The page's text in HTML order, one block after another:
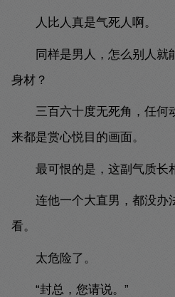
人比人真是气死人啊。
同样是男人，怎么别人就
身材？
三百六十度无死角，任何
来都是赏心悦目的画面。
最可恨的是，这副气质长
连他一个大直男，都没办
看。
太危险了。
“封总，您请说。”